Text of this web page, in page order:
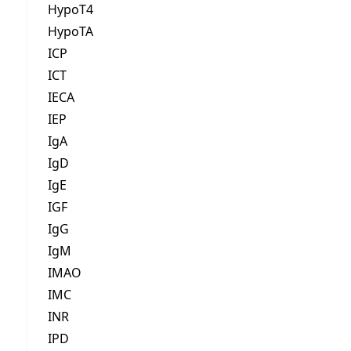
HypoT4
HypoTA
ICP
ICT
IECA
IEP
IgA
IgD
IgE
IGF
IgG
IgM
IMAO
IMC
INR
IPD